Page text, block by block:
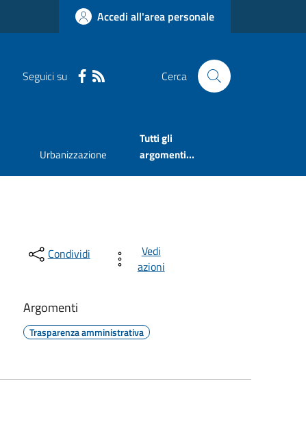
Accedi all'area personale
Seguici su Cerca
Urbanizzazione
Tutti gli
argomenti...
Condividi
Vedi
azioni
Argomenti
Trasparenza amministrativa